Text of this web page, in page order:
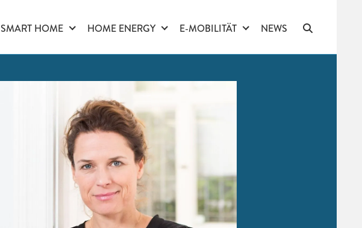
SMART HOME HOME ENERGY E-MOBILITÄT NEWS